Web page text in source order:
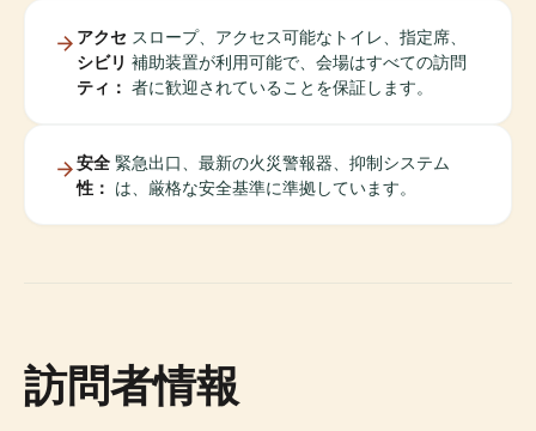
アクセ
シビリ
ティ：
スロープ、アクセス可能なトイレ、指定席、
補助装置が利用可能で、会場はすべての訪問
者に歓迎されていることを保証します。
安全
性：
緊急出口、最新の火災警報器、抑制システム
は、厳格な安全基準に準拠しています。
訪問者情報